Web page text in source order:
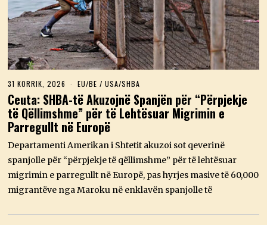
31 KORRIK, 2026
1
K
O
R
R
K
,
0
2
6
EU/BE / USA/SHBA
Ceuta: SHBA-të Akuzojnë Spanjën për “Përpjekje
të Qëllimshme” për të Lehtësuar Migrimin e
Parregullt në Europë
Departamenti Amerikan i Shtetit akuzoi sot qeverinë
spanjolle për “përpjekje të qëllimshme” për të lehtësuar
migrimin e parregullt në Europë, pas hyrjes masive të 60,000
migrantëve nga Maroku në enklavën spanjolle të